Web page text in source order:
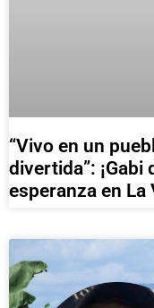
“Vivo en un
divertida”: ¡Gabi
esperanza en La